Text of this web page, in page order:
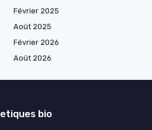
Février 2025
Août 2025
Février 2026
Août 2026
bio